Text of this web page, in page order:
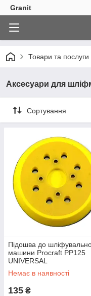
Granit
Товари та послуги
Аксесуари для
Сортування
Підошва до
машини Procraft PP125
UNIVERSAL
Немає в наявності
135 ₴